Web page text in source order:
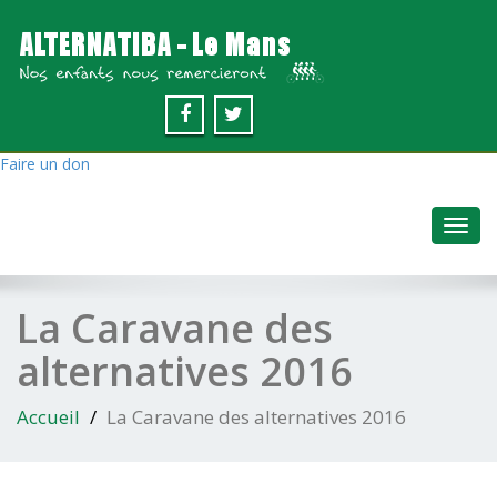
Faire un don
La Caravane des
alternatives 2016
Accueil La Caravane des alternatives 2016